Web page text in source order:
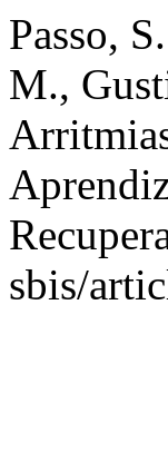
Passo,
M.,
sbis/